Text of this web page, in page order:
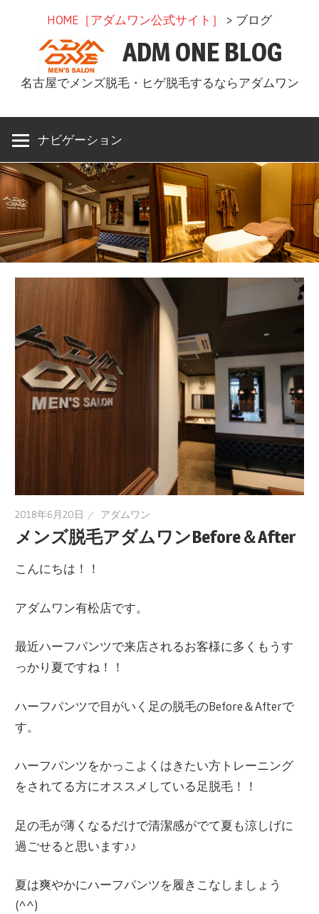
へ
ッ
プ
HOME［アダムワン公式サイト］ > ブログ
ADM ONE BLOG
名古屋でメンズ脱毛・ヒゲ脱毛するならアダムワン
ナビゲーション
2018年6月20日 アダムワン
メンズ脱毛アダムワンBefore＆After
こんにちは！！
アダムワン有松店です。
最近ハーフパンツで来店されるお客様に多くもうす
っかり夏ですね！！
ハーフパンツで目がいく足の脱毛のBefore＆Afterで
す。
ハーフパンツをかっこよくはきたい方トレーニング
をされてる方にオススメしている足脱毛！！
足の毛が薄くなるだけで清潔感がでて夏も涼しげに
過ごせると思います♪♪
夏は爽やかにハーフパンツを履きこなしましょう
(^^)